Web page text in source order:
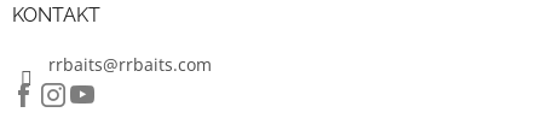
KONTAKT
rrbaits@rrbaits.com